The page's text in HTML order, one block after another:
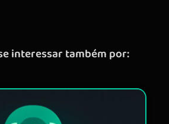
interessar também por: